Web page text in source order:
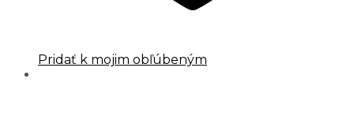
Pridať k mojim obľúbeným